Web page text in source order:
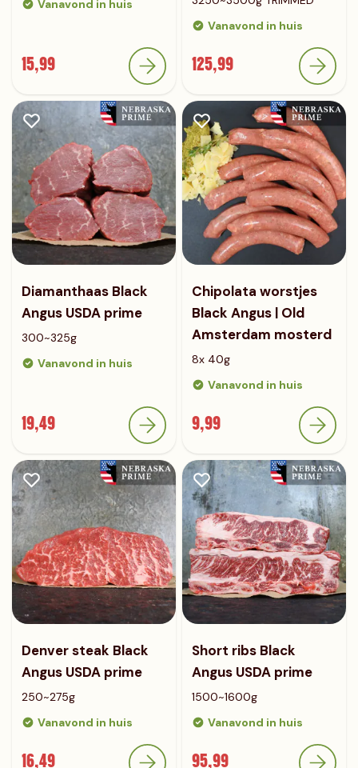
Vanavond in huis
15,99
Vanavond in huis
125,99
Diamanthaas Black
Angus USDA prime
300~325g
Vanavond in huis
19,49
Chipolata worstjes
Black Angus | Old
Amsterdam mosterd
8x 40g
Vanavond in huis
9,99
Denver steak Black
Angus USDA prime
250~275g
Vanavond in huis
16,49
Short ribs Black
Angus USDA prime
1500~1600g
Vanavond in huis
95,99